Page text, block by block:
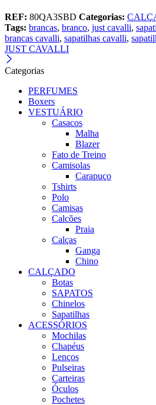
REF: 80QA3SBD Categorias:
Tags: brancas, branco, just cavalli,
brancas cavalli, sapatilhas cavalli,
JUST CAVALLI
Categorias
PERFUMES
Boxers
VESTUÁRIO
Casacos
Malha
Blazer
Fato de Treino
Camisolas
Carapuço
Tshirts
Polo
Camisas
Calcões
Praia
Calças
Ganga
Chino
CALÇADO
Botas
SAPATOS
Chinelos
Sapatilhas
ACESSÓRIOS
Mochilas
Chapéus
Lenços
Pulseiras
Carteiras
Óculos
Pochetes